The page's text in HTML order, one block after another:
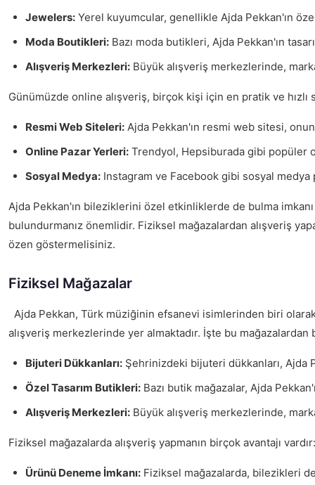
Jewelers: Yerel kuyumcular, genellikle Ajda Pekkan'ın
Moda Boutikleri: Bazı moda butikleri, Ajda Pekkan'ın
Alışveriş Merkezleri: Büyük alışveriş merkezlerinde,
Günümüzde online alışveriş, birçok kişi için en pratik ve
Resmi Web Siteleri: Ajda Pekkan'ın resmi web sitesi,
Online Pazar Yerleri: Trendyol, Hepsiburada gibi popüler
Sosyal Medya: Instagram ve Facebook gibi sosyal
Ajda Pekkan'ın bileziklerini özel etkinliklerde de bulma
bulundurmanız önemlidir. Fiziksel mağazalardan alışveriş
özen göstermelisiniz.
Fiziksel Mağazalar
Ajda Pekkan, Türk müziğinin efsanevi isimlerinden biri
alışveriş merkezlerinde yer almaktadır. İşte bu mağazalardan
Bijuteri Dükkanları: Şehrinizdeki bijuteri dükkanları, Ajda
Özel Tasarım Butikleri: Bazı butik mağazalar, Ajda
Alışveriş Merkezleri: Büyük alışveriş merkezlerinde,
Fiziksel mağazalarda alışveriş yapmanın birçok avantajı vardır:
Ürünü Deneme İmkanı: Fiziksel mağazalarda, bilezikleri